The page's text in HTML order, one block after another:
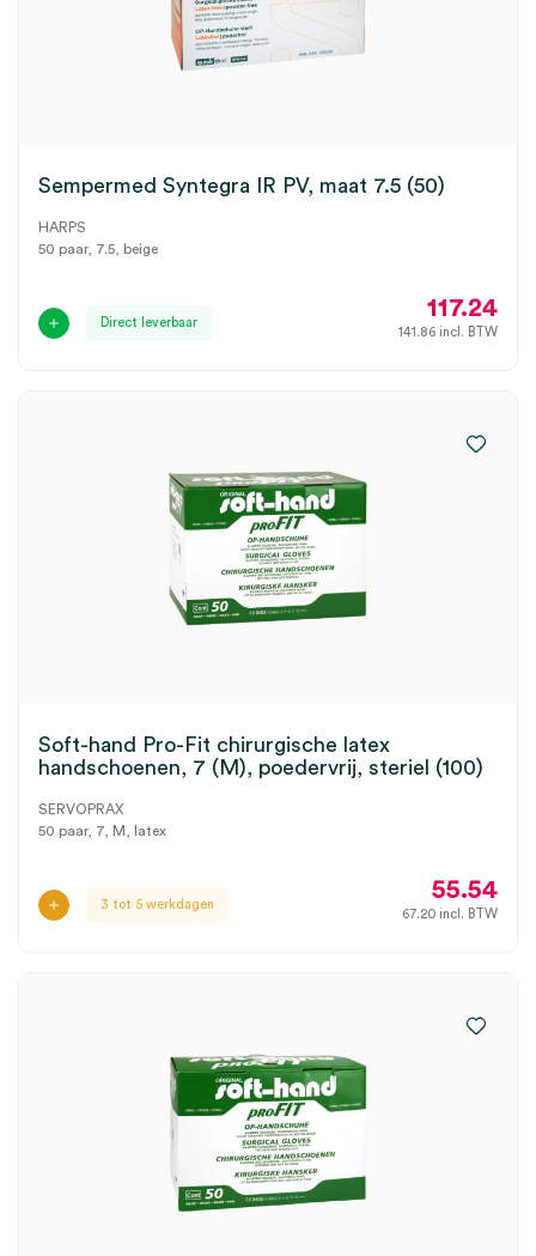
Sempermed Syntegra IR PV, maat 7.5 (50)
HARPS
50 paar, 7.5, beige
Direct leverbaar
117.24
141.86 incl. BTW
Soft-hand Pro-Fit chirurgische latex
handschoenen, 7 (M), poedervrij, steriel (100)
SERVOPRAX
50 paar, 7, M, latex
3 tot 5 werkdagen
55.54
67.20 incl. BTW